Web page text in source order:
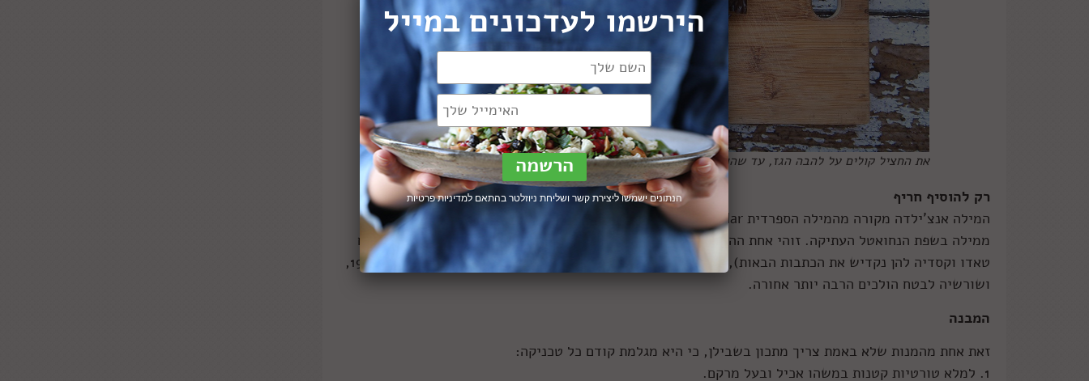
את החציל קולים על להבה הגז, עד שהוא נראה כך. צילום: שרית גופן
רק להוסיף חריף
המילה אנצ'ילדה מקורה מהמילה הספרדית enchilar, משמע להוסיף צ'ילי – פלפל חריף. השם הספרדי מגיע
ממילה בשפת הנחואטל העתיקה. זוהי אחת ההכנות המוכרות והעתיקות ביותר שיש למנות עם טורטיה (ביחד עם
טאדו וקסדיה להן נקדיש את הכתבות הבאות), שאוזכרה לראשונה בספרי בישול מקסיקניים בראשית המאה ה-19,
ושורשיה לבטח הולכים הרבה יותר אחורה.
המבנה
זאת אחת מהמנות שלא באמת צריך מתכון בשבילן, כי היא מגלמת קודם כל טכניקה:
1. למלא טורטיות קטנות במשהו אכיל ובעל מרקם.
הירשמו לעדכונים במייל
הנתונים ישמשו ליצירת קשר ושליחת ניוזלטר בהתאם למדיניות פרטיות